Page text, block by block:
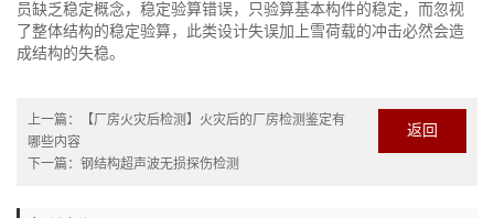
员缺乏稳定概念，稳定验算错误，只验算基本构件的稳定，而忽视
了整体结构的稳定验算，此类设计失误加上雪荷载的冲击必然会造
成结构的失稳。
上一篇：
【厂房火灾后检测】火灾后的厂房检测鉴定有
哪些内容
下一篇： 钢结构超声波无损探伤检测
返回